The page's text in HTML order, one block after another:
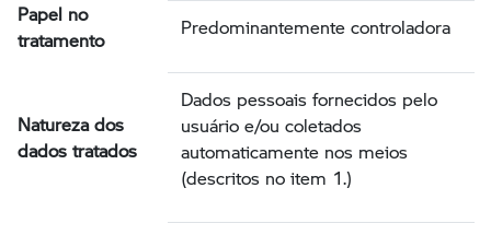
Papel no
tratamento
Predominantemente controladora
Natureza dos
dados tratados
Dados pessoais fornecidos pelo
usuário e/ou coletados
automaticamente nos meios
(descritos no item 1.)